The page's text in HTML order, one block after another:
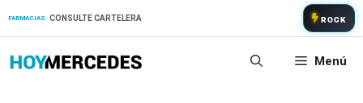
FARMACIAS: CONSULTE CARTELERA ROCK
Menú